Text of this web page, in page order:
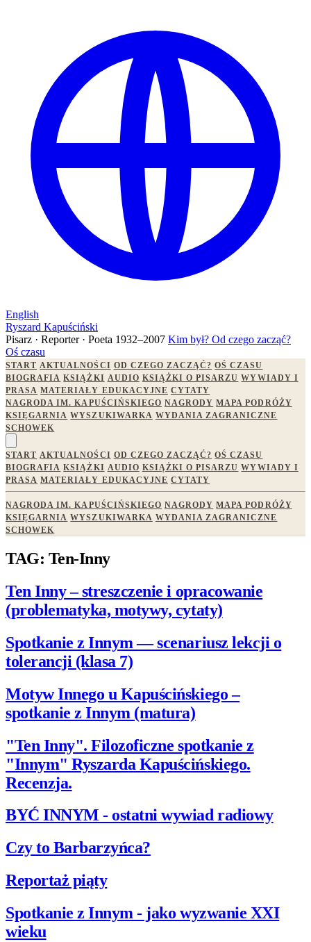
English
Ryszard Kapuściński
Pisarz · Reporter · Poeta 1932–2007 Kim był? Od czego zacząć?
Oś czasu
START AKTUALNOŚCI OD CZEGO ZACZĄĆ? OŚ CZASU
BIOGRAFIA KSIĄŻKI AUDIO KSIĄŻKI O PISARZU WYWIADY I
PRASA MATERIAŁY EDUKACYJNE CYTATY
NAGRODA IM. KAPUŚCIŃSKIEGO NAGRODY MAPA PODRÓŻY
KSIĘGARNIA WYSZUKIWARKA WYDANIA ZAGRANICZNE
SCHOWEK
START AKTUALNOŚCI OD CZEGO ZACZĄĆ? OŚ CZASU
BIOGRAFIA KSIĄŻKI AUDIO KSIĄŻKI O PISARZU WYWIADY I
PRASA MATERIAŁY EDUKACYJNE CYTATY
NAGRODA IM. KAPUŚCIŃSKIEGO NAGRODY MAPA PODRÓŻY
KSIĘGARNIA WYSZUKIWARKA WYDANIA ZAGRANICZNE
SCHOWEK
TAG: Ten-Inny
Ten Inny – streszczenie i opracowanie
(problematyka, motywy, cytaty)
Spotkanie z Innym — scenariusz lekcji o
tolerancji (klasa 7)
Motyw Innego u Kapuścińskiego –
spotkanie z Innym (matura)
"Ten Inny". Filozoficzne spotkanie z
"Innym" Ryszarda Kapuścińskiego.
Recenzja.
BYĆ INNYM - ostatni wywiad radiowy
Czy to Barbarzyńca?
Reportaż piąty
Spotkanie z Innym - jako wyzwanie XXI
wieku